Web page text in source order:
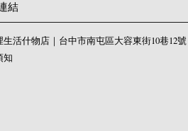
結
活什物店｜台中市南屯區大容東街10巷12號
知